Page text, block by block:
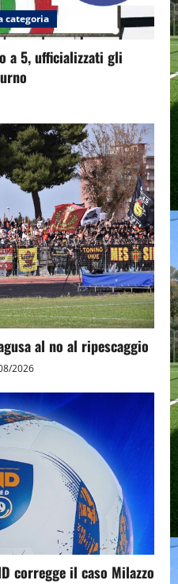
categoria
a 5, ufficializzati gli
al no al ripescaggio
2026
corregge il caso Milazzo